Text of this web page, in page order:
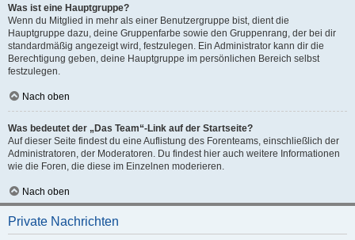
Was ist eine Hauptgruppe?
Wenn du Mitglied in mehr als einer Benutzergruppe bist, dient die
Hauptgruppe dazu, deine Gruppenfarbe sowie den Gruppenrang, der bei dir
standardmäßig angezeigt wird, festzulegen. Ein Administrator kann dir die
Berechtigung geben, deine Hauptgruppe im persönlichen Bereich selbst
festzulegen.
Nach oben
Was bedeutet der „Das Team“-Link auf der Startseite?
Auf dieser Seite findest du eine Auflistung des Forenteams, einschließlich der
Administratoren, der Moderatoren. Du findest hier auch weitere Informationen
wie die Foren, die diese im Einzelnen moderieren.
Nach oben
Private Nachrichten